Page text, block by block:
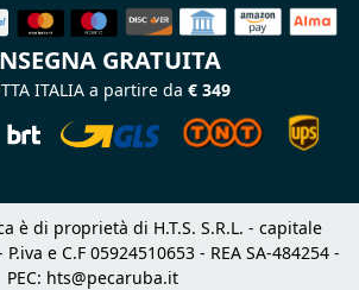
GRATUITA
ITALIA a partire da € 349
è di proprietà di H.T.S. S.R.L. - capitale
e C.F 05924510653 - REA SA-484254 -
PEC: hts@pecaruba.it